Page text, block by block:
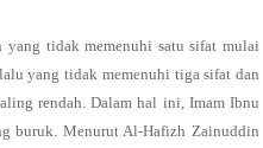
yang tidak memenuhi satu sifat mulai
yang tidak memenuhi tiga sifat dan
rendah. Dalam hal ini, Imam Ibnu
buruk. Menurut Al-Hafizh Zainuddin